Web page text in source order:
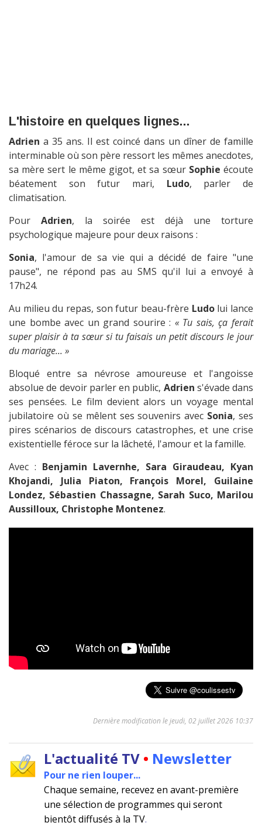
L'histoire en quelques lignes...
Adrien a 35 ans. Il est coincé dans un dîner de famille
interminable où son père ressort les mêmes anecdotes,
sa mère sert le même gigot, et sa sœur Sophie écoute
béatement son futur mari, Ludo, parler de
climatisation.
Pour Adrien, la soirée est déjà une torture
psychologique majeure pour deux raisons :
Sonia, l'amour de sa vie qui a décidé de faire "une
pause", ne répond pas au SMS qu'il lui a envoyé à
17h24.
Au milieu du repas, son futur beau-frère Ludolui lance
une bombe avec un grand sourire : « Tu sais, ça ferait
super plaisir à ta sœur si tu faisais un petit discours le jour
du mariage... »
Bloqué entre sa névrose amoureuse et l'angoisse
absolue de devoir parler en public, Adrien s'évade dans
ses pensées. Le film devient alors un voyage mental
jubilatoire où se mêlent ses souvenirs avec Sonia, ses
pires scénarios de discours catastrophes, et une crise
existentielle féroce sur la lâcheté, l'amour et la famille.
Avec : Benjamin Lavernhe, Sara Giraudeau, Kyan
Khojandi, Julia Piaton, François Morel, Guilaine
Londez, Sébastien Chassagne, Sarah Suco, Marilou
Aussilloux, Christophe Montenez.
Dernière modification le jeudi, 02 juillet 2026 10:37
L'actualité TV • Newsletter
Pour ne rien louper...
Chaque semaine, recevez en avant-première
une sélection de programmes qui seront
bientôt diffusés à la TV.